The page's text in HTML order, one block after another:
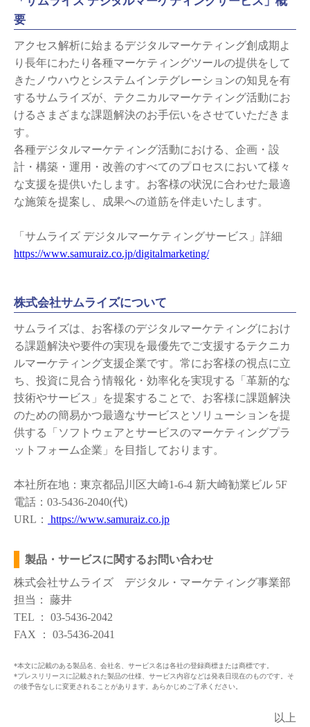
要
アクセス解析に始まるデジタルマーケティング創成期よ
り長年にわたり各種マーケティングツールの提供をして
きたノウハウとシステムインテグレーションの知見を有
するサムライズが、テクニカルマーケティング活動にお
けるさまざまな課題解決のお手伝いをさせていただきま
す。
各種デジタルマーケティング活動における、企画・設
計・構築・運用・改善のすべてのプロセスにおいて様々
な支援を提供いたします。お客様の状況に合わせた最適
な施策を提案し、成果への道筋を伴走いたします。
「サムライズ デジタルマーケティングサービス」詳細
https://www.samuraiz.co.jp/digitalmarketing/
株式会社サムライズについて
サムライズは、お客様のデジタルマーケティングにおけ
る課題解決や要件の実現を最優先でご支援するテクニカ
ルマーケティング支援企業です。常にお客様の視点に立
ち、投資に見合う情報化・効率化を実現する「革新的な
技術やサービス」を提案することで、お客様に課題解決
のための簡易かつ最適なサービスとソリューションを提
供する「ソフトウェアとサービスのマーケティングプラ
ットフォーム企業」を目指しております。
本社所在地：東京都品川区大崎1-6-4 新大崎勧業ビル 5F
電話：03-5436-2040(代)
URL：
https://www.samuraiz.co.jp
製品・サービスに関するお問い合わせ
株式会社サムライズ デジタル・マーケティング事業部
担当： 藤井
TEL ： 03-5436-2042
FAX ： 03-5436-2041
*本文に記載のある製品名、会社名、サービス名は各社の登録商標または商標です。
*プレスリリースに記載された製品の仕様、サービス内容などは発表日現在のものです。そ
の後予告なしに変更されることがあります。あらかじめご了承ください。
以上